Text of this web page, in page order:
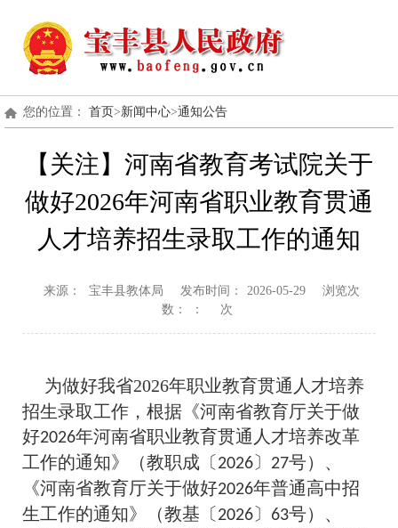
您的位置： 首页>新闻中心>通知公告
【关注】河南省教育考试院关于
做好2026年河南省职业教育贯通
人才培养招生录取工作的通知
来源： 宝丰县教体局 发布时间： 2026-05-29
浏览次
数：
： 次
为做好我省2026年职业教育贯通人才培养
招生录取工作，根据《河南省教育厅关于做
好2026年河南省职业教育贯通人才培养改革
工作的通知》（教职成〔 2026 〕 27号）、
《河南省教育厅关于做好2026年普通高中招
生工作的通知》（教基〔 2026 〕 63号）、